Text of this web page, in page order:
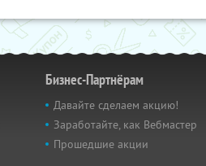
Бизнес-Партнёрам
Давайте сделаем акцию!
Заработайте, как Вебмастер
Прошедшие акции